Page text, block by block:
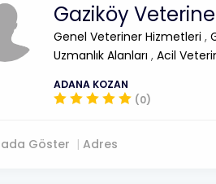
Gaziköy
Genel Veteriner Hizmetleri ,
Uzmanlık Alanları , Acil
ADANA KOZAN
(0)
Göster Adres